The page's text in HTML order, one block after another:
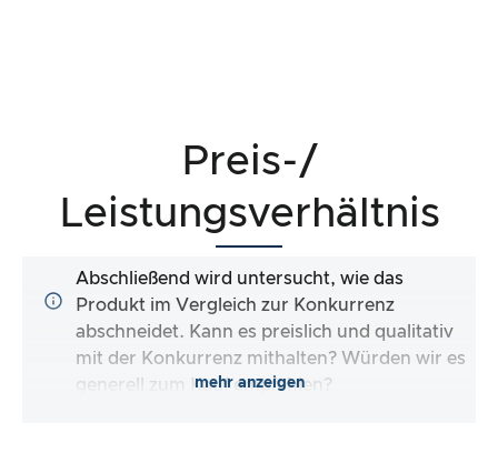
Preis-/
Leistungsverhältnis
Abschließend wird untersucht, wie das
Produkt im Vergleich zur Konkurrenz
abschneidet. Kann es preislich und qualitativ
mit der Konkurrenz mithalten? Würden wir es
generell zum Kauf empfehlen?
mehr anzeigen